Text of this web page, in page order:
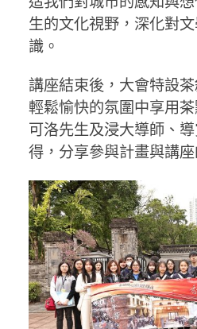
生的文化視野，深化對
識。
講座結束後，大會特設
輕鬆愉快的氛圍中享用
可洛先生及浸大導師、
得，分享參與計畫與講座